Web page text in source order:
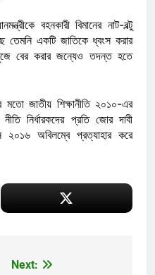
বহনকারী বিমানের নাট-বল্টু
একটি জাতিকে ধ্বংস করার
বের করার জন্যেও তদন্ত হতে
মতো জাতীয় শিক্ষানীতি ২০১০-এর
নির্ধারকদের প্রতি জোর দাবী
২০১৬ অবিলম্বে প্রত্যাহার করে
Next: